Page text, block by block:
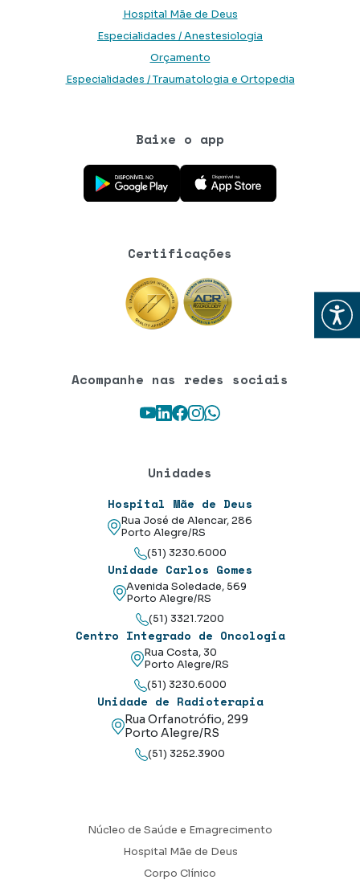
Abrir
Hospital Mãe de Deus
Especialidades / Anestesiologia
Orçamento
Especialidades / Traumatologia e Ortopedia
Baixe o app
Baixe o aplicativo na Google Play Store
Baixe o aplicativo na App Store
Certificações
Acompanhe nas redes sociais
Youtube
LinkedIn
Facebook
Instagram
WhatsApp
Unidades
Hospital Mãe de Deus
Rua José de Alencar, 286
Porto Alegre/RS
(51) 3230.6000
Unidade Carlos Gomes
Avenida Soledade, 569
Porto Alegre/RS
(51) 3321.7200
Centro Integrado de Oncologia
Rua Costa, 30
Porto Alegre/RS
(51) 3230.6000
Unidade de Radioterapia
Rua Orfanotrófio, 299
Porto Alegre/RS
(51) 3252.3900
Núcleo de Saúde e Emagrecimento
Hospital Mãe de Deus
Corpo Clínico